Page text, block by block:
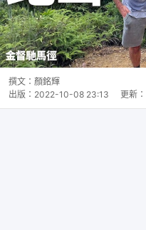
撰文： 顏銘輝
出版： 2022-10-08 23:13 更新：